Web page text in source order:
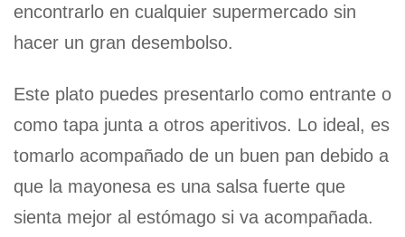
encontrarlo en cualquier supermercado sin
hacer un gran desembolso.
Este plato puedes presentarlo como entrante o
como tapa junta a otros aperitivos. Lo ideal, es
tomarlo acompañado de un buen pan debido a
que la mayonesa es una salsa fuerte que
sienta mejor al estómago si va acompañada.